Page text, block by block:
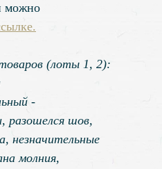
можно
(лоты 1, 2):
-
разошелся шов,
незначительные
молния,